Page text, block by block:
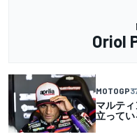
Oriol
MOTOGP
マルテ
立ってい